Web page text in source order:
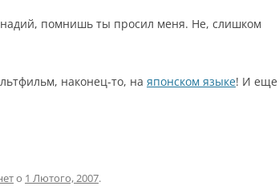
помнишь ты просил меня. Не, слишком
наконец-то, на японском языке! И еще
о 1 Лютого, 2007.